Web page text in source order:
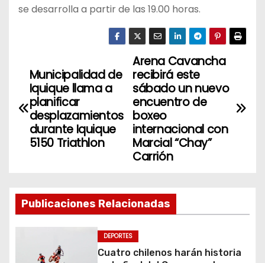
se desarrolla a partir de las 19.00 horas.
N
v
a
c
Arena Cavancha
recibirá este
sábado un nuevo
encuentro de
boxeo
internacional con
Marcial “Chay”
Carrión
Municipalidad de
Iquique llama a
planificar
desplazamientos
durante Iquique
5150 Triathlon
Publicaciones Relacionadas
DEPORTES
Cuatro chilenos harán historia